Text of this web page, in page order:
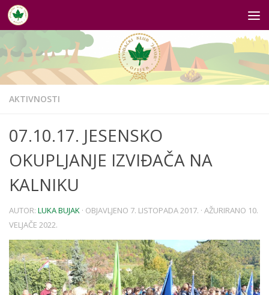
Skip to content
AKTIVNOSTI
07.10.17. JESENSKO
OKUPLJANJE IZVIĐAČA NA
KALNIKU
AUTOR: LUKA BUJAK · OBJAVLJENO 7. LISTOPADA 2017. · AŽURIRANO 10.
VELJAČE 2022.